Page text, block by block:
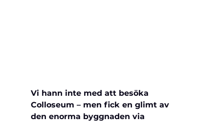
Vi hann inte med att besöka
Colloseum – men fick en glimt av
den enorma byggnaden via